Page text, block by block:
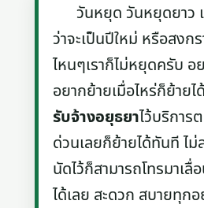
วันหยุด วันหยุดยาว
ว่าจะเป็นปีใหม่ หรือสงก
ไหนๆเราก็ไม่หยุดครับ อ
อยากย้ายเมื่อไหร่ก็ย้ายไ
รับจ้างอยุธยาไว้บริการ
ด่วนเลยก็ย้ายได้ทันที ไ
นัดไว้ก็สามารถโทรมาเ
ได้เลย สะดวก สบายทุก